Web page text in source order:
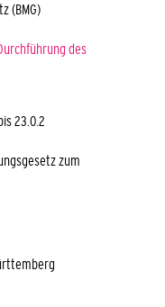
(BMG)
des
23.0.2
zum